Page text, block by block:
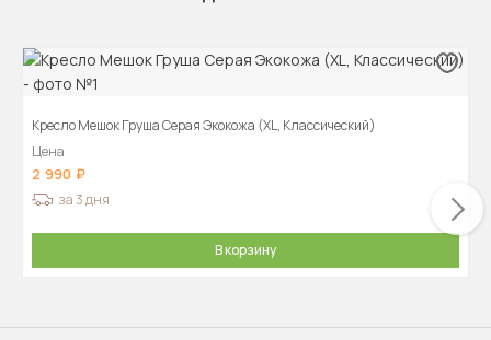
Кресло Мешок Груша Серая Экокожа (XL, Классический)
Цена
2 990
за 3 дня
В корзину